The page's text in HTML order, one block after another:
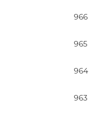
966
965
964
963